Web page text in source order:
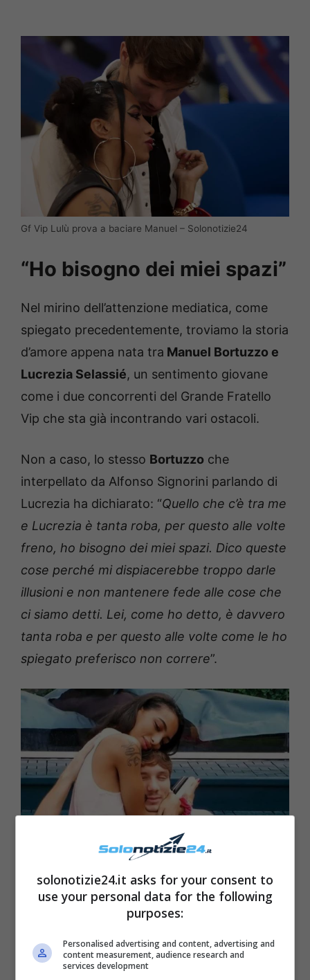
Gf Vip Lulù prova a baciare Manuel – Solonotizie24
“Ho bisogno dei miei spazi”
Nel mirino dell’attenzione mediatica, come
spiegato precedentemente, troviamo la storia
d’amore appena nata tra Manuel Bortuzzo e
Lucrezia Selassié, un sentimento giovane
come i due concorrenti del Grande Fratello
Vip che sta già incontrando vari ostacoli.
Non a caso, lo stesso Bortuzzo che
interpellato da Alfonso Signorini parlando di
Lucrezia ha dichiarato: “Quello che c’è tra me
e Lucrezia è tanta roba, per questo alle volte
freno, ho bisogno dei miei spazi. Dico queste
cose perché mi dispiacerebbe troppo darle
illusioni e non mantenere fede alle cose che
ci siamo detti. Lei, come ho detto, è davvero
tanta roba e per questo alle volte come le ho
spiegato preferisco non correre”.
Gf Vip Lulù prova a baciare Manuel – Solonotizie24
solonotizie24.it asks for your consent to
use your personal data for the following
purposes:
Personalised advertising and content, advertising and
content measurement, audience research and
services development